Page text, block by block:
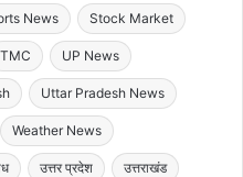
News Stock Market
TMC UP News
Uttar Pradesh News
Weather News
उत्तर प्रदेश उत्तराखंड